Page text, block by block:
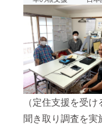
のご支援、
受け取り
（定住支援を受
聞き取り調査を実